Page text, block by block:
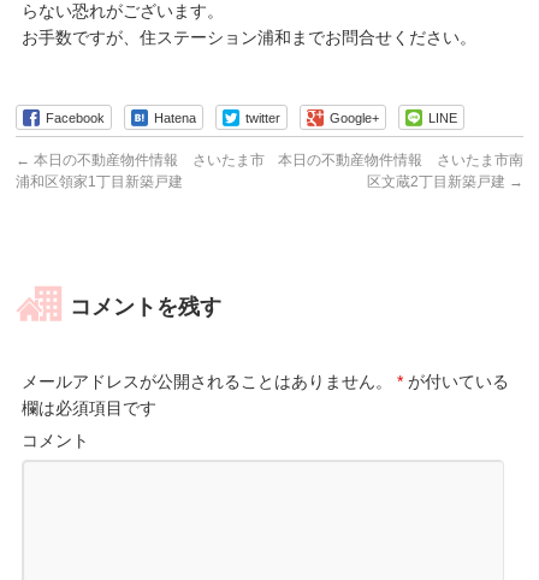
らない恐れがございます。
お手数ですが、住ステーション浦和までお問合せください。
Facebook Hatena twitter Google+ LINE
← 本日の不動産物件情報 さいたま市
浦和区領家1丁目新築戸建
本日の不動産物件情報 さいたま市南
区文蔵2丁目新築戸建 →
コメントを残す
メールアドレスが公開されることはありません。 * が付いている
欄は必須項目です
コメント